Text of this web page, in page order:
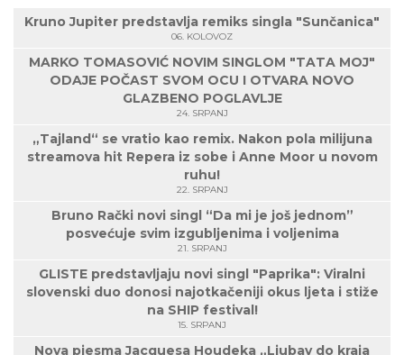
Kruno Jupiter predstavlja remiks singla "Sunčanica"
06. KOLOVOZ
MARKO TOMASOVIĆ NOVIM SINGLOM "TATA MOJ"
ODAJE POČAST SVOM OCU I OTVARA NOVO
GLAZBENO POGLAVLJE
24. SRPANJ
„Tajland“ se vratio kao remix. Nakon pola milijuna
streamova hit Repera iz sobe i Anne Moor u novom
ruhu!
22. SRPANJ
Bruno Rački novi singl “Da mi je još jednom”
posvećuje svim izgubljenima i voljenima
21. SRPANJ
GLISTE predstavljaju novi singl "Paprika": Viralni
slovenski duo donosi najotkačeniji okus ljeta i stiže
na SHIP festival!
15. SRPANJ
Nova pjesma Jacquesa Houdeka „Ljubav do kraja